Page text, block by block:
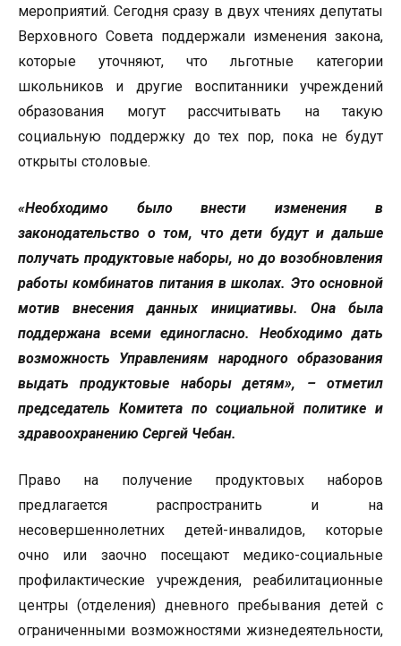
мероприятий. Сегодня сразу в двух чтениях депутаты
Верховного Совета поддержали изменения закона,
которые уточняют, что льготные категории
школьников и другие воспитанники учреждений
образования могут рассчитывать на такую
социальную поддержку до тех пор, пока не будут
открыты столовые.
«Необходимо было внести изменения в
законодательство о том, что дети будут и дальше
получать продуктовые наборы, но до возобновления
работы комбинатов питания в школах. Это основной
мотив внесения данных инициативы. Она была
поддержана всеми единогласно. Необходимо дать
возможность Управлениям народного образования
выдать продуктовые наборы детям», – отметил
председатель Комитета по социальной политике и
здравоохранению Сергей Чебан.
Право на получение продуктовых наборов
предлагается распространить и на
несовершеннолетних детей-инвалидов, которые
очно или заочно посещают медико-социальные
профилактические учреждения, реабилитационные
центры (отделения) дневного пребывания детей с
ограниченными возможностями жизнедеятельности,